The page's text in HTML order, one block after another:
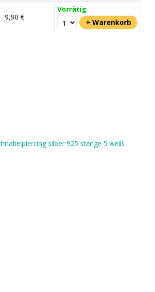
9,90 €
Vorrätig
silber 925 stange 5 weiß